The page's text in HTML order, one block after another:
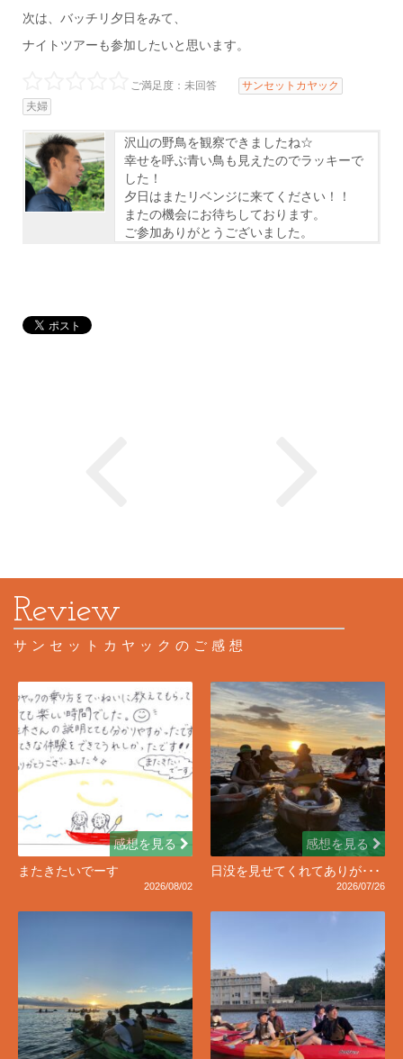
次は、バッチリ夕日をみて、
ナイトツアーも参加したいと思います。
ご満足度：未回答
サンセットカヤック
夫婦
沢山の野鳥を観察できましたね☆
幸せを呼ぶ青い鳥も見えたのでラッキーで
した！
夕日はまたリベンジに来てください！！
またの機会にお待ちしております。
ご参加ありがとうございました。
サンセットカヤックのご感想
感想を見る
またきたいでーす
2026/08/02
感想を見る
日没を見せてくれてありが･･･
2026/07/26